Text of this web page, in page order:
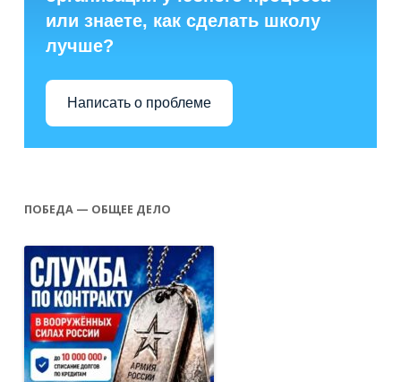
или знаете, как сделать школу
лучше?
Написать о проблеме
ПОБЕДА — ОБЩЕЕ ДЕЛО